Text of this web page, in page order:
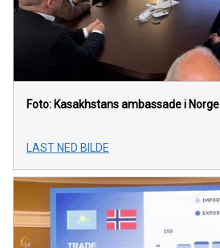
Foto: Kasakhstans ambassade i Norge
LAST NED BILDE